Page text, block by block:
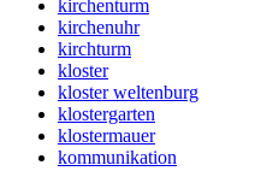
kirchenturm
kirchenuhr
kirchturm
kloster
kloster weltenburg
klostergarten
klostermauer
kommunikation